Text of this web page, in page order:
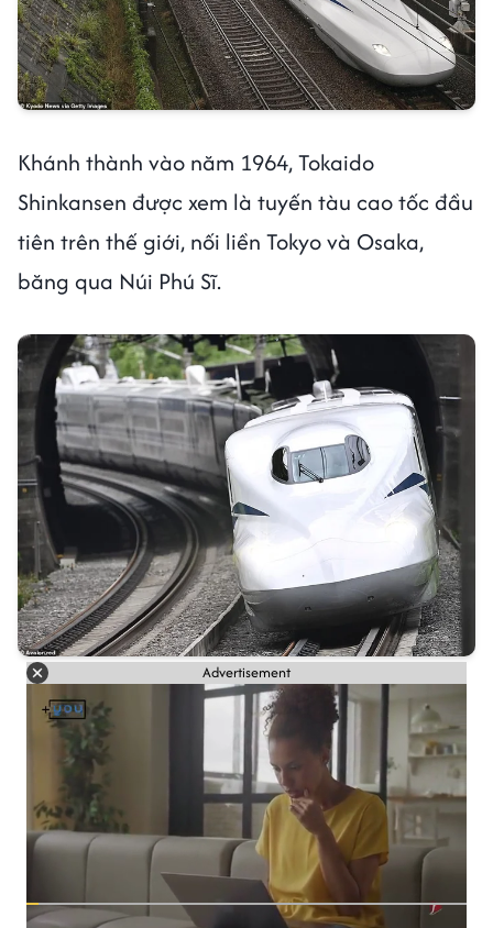
Khánh thành vào năm 1964, Tokaido
Shinkansen được xem là tuyến tàu cao tốc đầu
tiên trên thế giới, nối liền Tokyo và Osaka,
băng qua Núi Phú Sĩ.
Advertisement